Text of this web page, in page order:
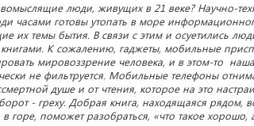
люди, живущих в 21 веке? Научно-
часами готовы утопать в море
их темы бытия. В связи с этим и осуетились
К сожалению, гаджеты, мобильные
мировоззрение человека, и в этом-то
не фильтруется. Мобильные телефоны
душе и от чтения, которое на это
- греху. Добрая книга, находящаяся рядом,
горе, поможет разобраться, «что такое хорошо,